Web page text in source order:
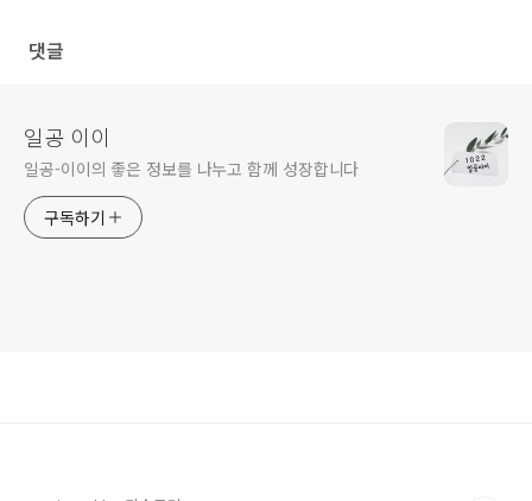
댓글
일공 이이
일공-이이의 좋은 정보를 나누고 함께 성장합니다
구독하기